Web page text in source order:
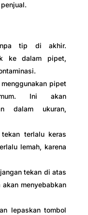
tip di akhir.
ke dalam pipet,
pipet
Ini akan
dalam ukuran,
terlalu keras
lemah, karena
tekan di atas
akan menyebabkan
lepaskan tombol